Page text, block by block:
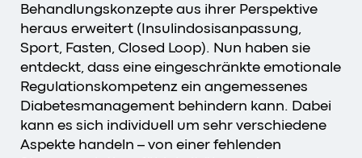
Behandlungskonzepte aus ihrer Perspektive
heraus erweitert (Insulindosisanpassung,
Sport, Fasten, Closed Loop). Nun haben sie
entdeckt, dass eine eingeschränkte emotionale
Regulationskompetenz ein angemessenes
Diabetesmanagement behindern kann. Dabei
kann es sich individuell um sehr verschiedene
Aspekte handeln – von einer fehlenden